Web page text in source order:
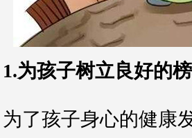
1.为孩子树立良好的
为了孩子身心的健康